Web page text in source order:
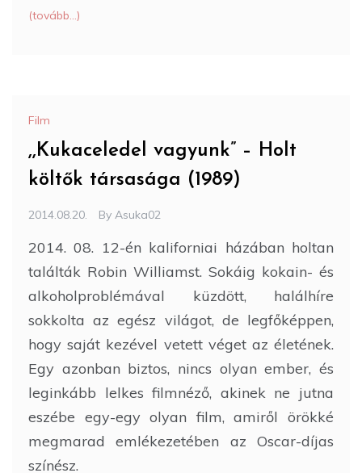
(tovább…)
Film
,,Kukaceledel vagyunk” – Holt
költők társasága (1989)
2014.08.20. By Asuka02
2014. 08. 12-én kaliforniai házában holtan
találták Robin Williamst. Sokáig kokain- és
alkoholproblémával küzdött, halálhíre
sokkolta az egész világot, de legfőképpen,
hogy saját kezével vetett véget az életének.
Egy azonban biztos, nincs olyan ember, és
leginkább lelkes filmnéző, akinek ne jutna
eszébe egy-egy olyan film, amiről örökké
megmarad emlékezetében az Oscar-díjas
színész.